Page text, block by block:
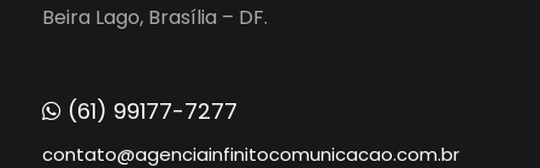
Beira Lago, Brasília – DF.
(61) 99177-7277
contato@agenciainfinitocomunicacao.com.br